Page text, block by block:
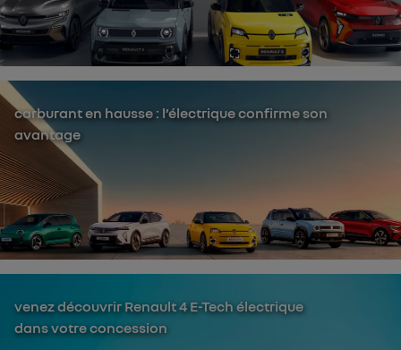
carburant en hausse : l’électrique confirme son
avantage
venez découvrir Renault 4 E-Tech électrique
dans votre concession